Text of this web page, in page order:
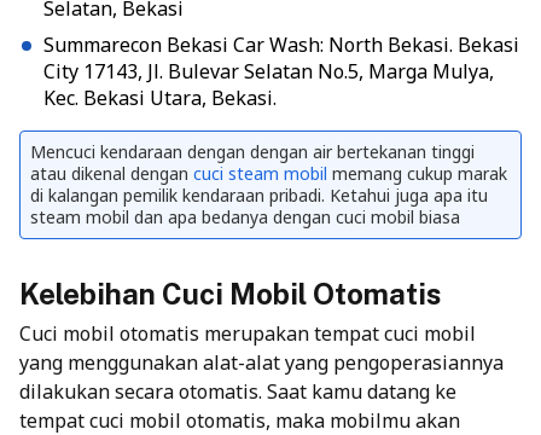
Selatan, Bekasi
Summarecon Bekasi Car Wash: North Bekasi. Bekasi
City 17143, Jl. Bulevar Selatan No.5, Marga Mulya,
Kec. Bekasi Utara, Bekasi.
Mencuci kendaraan dengan dengan air bertekanan tinggi
atau dikenal dengan cuci steam mobil memang cukup marak
di kalangan pemilik kendaraan pribadi. Ketahui juga apa itu
steam mobil dan apa bedanya dengan cuci mobil biasa
Kelebihan Cuci Mobil Otomatis
Cuci mobil otomatis merupakan tempat cuci mobil
yang menggunakan alat-alat yang pengoperasiannya
dilakukan secara otomatis. Saat kamu datang ke
tempat cuci mobil otomatis, maka mobilmu akan